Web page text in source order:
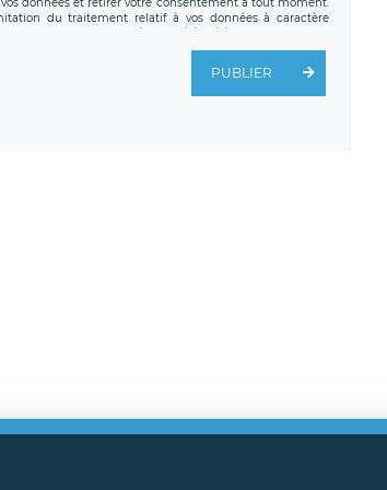
du traitement relatif à vos données à caractère
exercer ces droits auprès du délégué à la protection des
et est joignable à l’adresse mail suivante :
LÉGAVOX, sis 9 rue Léopold Sédar Senghor, joignable à
droit d’introduire une réclamation auprès d’une autorité
PUBLIER